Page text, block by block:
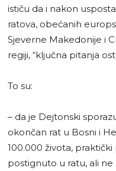
ističu da i nakon
ratova, obećanih
Sjeverne Makedonije i
regiji, “ključna pitanja
To su:
– da je Dejtonski
okončan rat u Bosni i
100.000 života,
postignuto u ratu, ali ne